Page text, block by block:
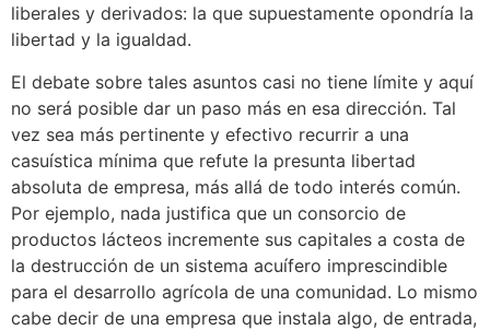
liberales y derivados: la que supuestamente opondría la
libertad y la igualdad.
El debate sobre tales asuntos casi no tiene límite y aquí
no será posible dar un paso más en esa dirección. Tal
vez sea más pertinente y efectivo recurrir a una
casuística mínima que refute la presunta libertad
absoluta de empresa, más allá de todo interés común.
Por ejemplo, nada justifica que un consorcio de
productos lácteos incremente sus capitales a costa de
la destrucción de un sistema acuífero imprescindible
para el desarrollo agrícola de una comunidad. Lo mismo
cabe decir de una empresa que instala algo, de entrada,